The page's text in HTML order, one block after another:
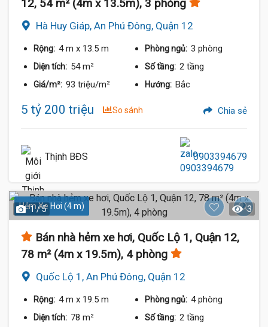
12, 54 m² (4m x 13.5m), 3 phòng
Hà Huy Giáp, An Phú Đông, Quận 12
Rộng: 4 m x 13.5 m Phòng ngủ: 3 phòng
Diện tích: 54 m² Số tầng: 2 tầng
Giá/m²: 93 triệu/m² Hướng: Bắc
5 tỷ 200 triệu So sánh Chia sẻ
Thịnh BĐS 0903394679
Hẻm Xe Hơi (4 m)
1 / 5 3
Bán nhà hẻm xe hơi, Quốc Lộ 1, Quận 12,
78 m² (4m x 19.5m), 4 phòng
Quốc Lộ 1, An Phú Đông, Quận 12
Rộng: 4 m x 19.5 m Phòng ngủ: 4 phòng
Diện tích: 78 m² Số tầng: 2 tầng